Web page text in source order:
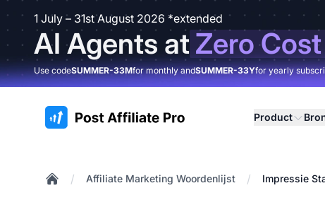
1 July – 31st August 2026 *extended
AI Agents atZero Cost
Use codeSUMMER-33Mfor monthly andSUMMER-33Yfor yearly
:site.title Product
/ Affiliate Marketing Woordenlijst / Impressie